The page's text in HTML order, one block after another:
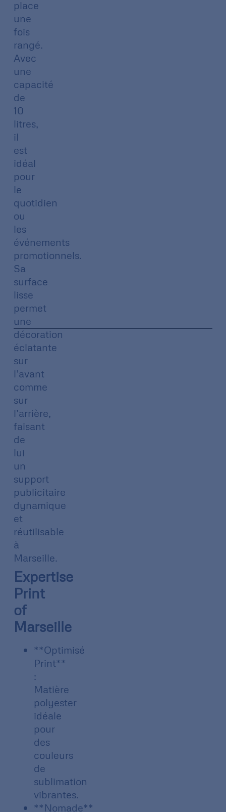
place
une
fois
rangé.
Avec
une
capacité
de
10
litres,
il
est
idéal
pour
le
quotidien
ou
les
événements
promotionnels.
Sa
surface
lisse
permet
une
décoration
éclatante
sur
l’avant
comme
sur
l’arrière,
faisant
de
lui
un
support
publicitaire
dynamique
et
réutilisable
à
Marseille.
Expertise
Print
of
Marseille
**Optimisé
Print**
:
Matière
polyester
idéale
pour
des
couleurs
de
sublimation
vibrantes.
**Nomade**